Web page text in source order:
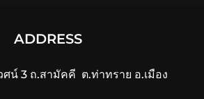
ADDRESS
ศน์ 3 ถ.สามัคคี ต.ท่าทราย อ.เมือง